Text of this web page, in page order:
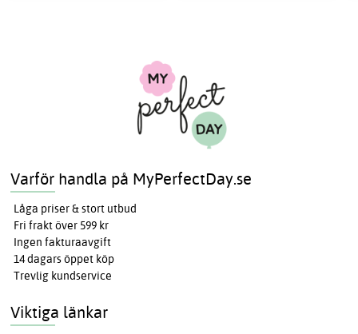
Varför handla på MyPerfectDay.se
Låga priser & stort utbud
Fri frakt över 599 kr
Ingen fakturaavgift
14 dagars öppet köp
Trevlig kundservice
Viktiga länkar